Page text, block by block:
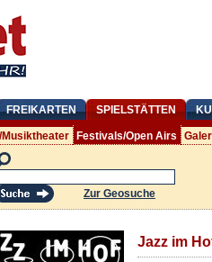
FREIKARTEN SPIELSTÄTTEN
Musiktheater Festivals/Open Airs
Zur Geosuche
Jazz im